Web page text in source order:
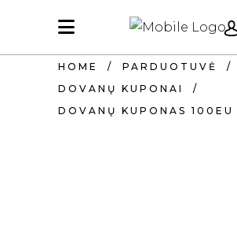
KREPŠELIS TUŠČIAS.
HOME / PARDUOTUVĖ
/
DOVANŲ KUPONAI
/
DOVANŲ KUPONAS 100EU